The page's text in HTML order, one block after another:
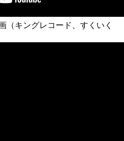
（キングレコード、すくいく